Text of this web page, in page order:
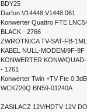
BDY25
Darfon V14448.V1448.061
Konwerter Quattro FTE
BLACK - 2766
ZWROTNICA TV-SAT-FB-
KABEL NULL-MODEM/9F-9F
KONWERTER KONW/
- 1761
Konwerter Twin +TV Fte
WCK720Q BN59-01240A
ZASILACZ 12V/HDTV 12V DO